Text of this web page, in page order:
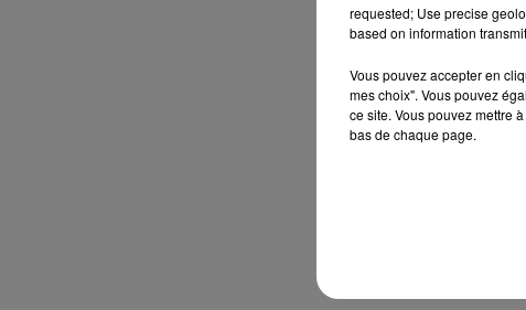
requested; Use precise
based on information
Vous pouvez accepter en
mes choix". Vous pouvez
ce site. Vous pouvez mettre
bas de chaque page.